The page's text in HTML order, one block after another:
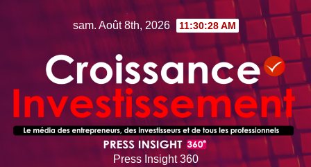
sam. Août 8th, 2026 11:30:30 AM
Press Insight 360